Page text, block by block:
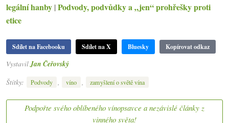
legální hanby | Podvody, podvůdky a „jen“ prohřešky proti
etice
Sdílet na Facebooku Sdílet na X Bluesky Kopírovat odkaz
Vystavil Jan Čeřovský
Štítky:
Podvody , víno , zamyšlení o světě vína
Podpořte svého oblíbeného vínopsavce a nezávislé články z
vinného světa!